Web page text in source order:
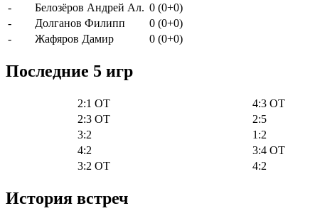
-
Белозёров Андрей Ал. 0 (0+0)
-
Долганов Филипп
0 (0+0)
-
Жафяров Дамир 0 (0+0)
Последние 5 игр
2:1 OT
4:3 OT
2:3 OT
2:5
3:2
1:2
4:2
3:4 OT
3:2 OT
4:2
История встреч